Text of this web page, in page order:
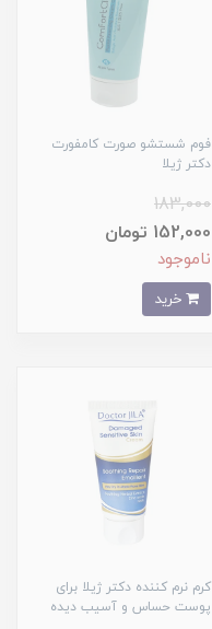
فوم شستشو صورت کامفورت
دکتر ژیلا
183,000
152,000 تومان
ناموجود
کرم نرم کننده دکتر ژیلا برای
پوست حساس و آسیب دیده